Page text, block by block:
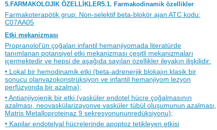
5.FARMAKOLOJIK ÖZELLİKLER5.1. Farmakodinamik özellikler
Farmakoterapötik grup: Non-selektif beta-blokör ajan ATC kodu:
C07AA05
Etki mekanizması
Propranolol'ün çoğalan infantil hemanjiyomada literatürde
tanımlanan potansiyel etki mekanizması çeşitli mekanizmaları
içermektedir ve hepsi de aşağıda sayılan özellikler ileyakın ilişkilidir:
• Lokal bir hemodinamik etki (beta-adrenerjik blokajın klasik bir
sonucu olanvazokonstrüksiyon ve infantil hemanjiyom lezyon
perfüzyonda bir azalma);
• Antianjiyojenik bir etki (vasküler endotel hücre çoğalmasının
azalması, neovaskülarizayonve vasküler tübül oluşumunun azalması,
Matris Metalloproteinaz 9 sekresyonununredüksiyonu);
• Kapilar endotelyal hücrelerinde apoptoz tetikleyen etkisi